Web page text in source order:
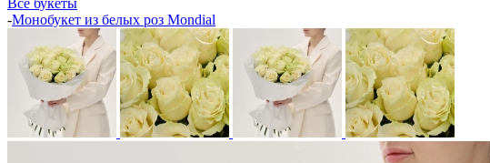
Все букеты
-Монобукет из белых роз Mondial